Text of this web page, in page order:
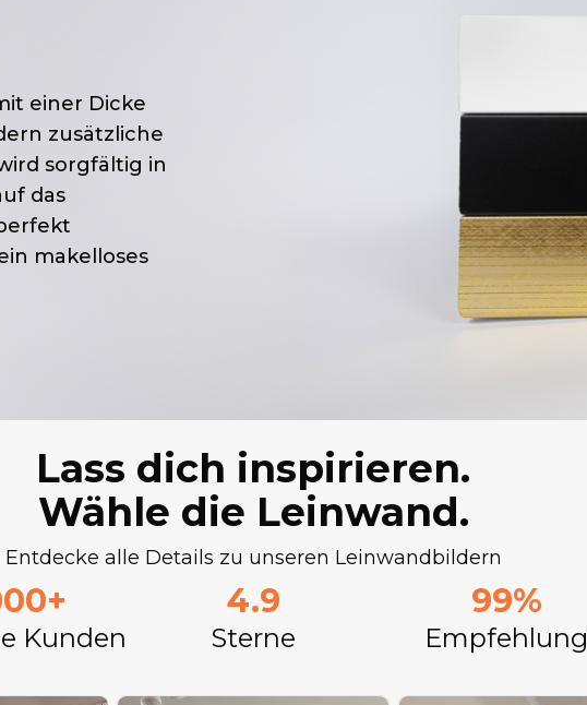
einer Dicke
zusätzliche
sorgfältig in
das
makelloses
Lass dich inspirieren.
Wähle die Leinwand.
Entdecke alle Details zu unseren Leinwandbildern
4.9 99%
Kunden Sterne Empfehlung